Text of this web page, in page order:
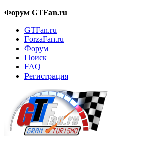
Форум GTFan.ru
GTFan.ru
ForzaFan.ru
Форум
Поиск
FAQ
Регистрация